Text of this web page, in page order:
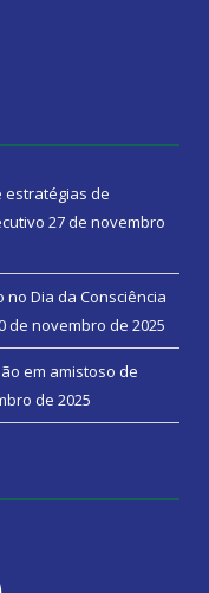
estratégias de
27 de novembro
Dia da Consciência
de novembro de 2025
em amistoso de
de 2025